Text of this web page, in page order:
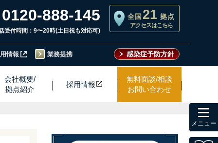
0120-888-145
受付時間：9〜20時(土日祝も対応可)
全国 21 拠点
アクセスはこちら
情報 業務提携 感染症予防方針
会社概要/
拠点紹介
採用情報
無料面談/相談
お問い合わせ